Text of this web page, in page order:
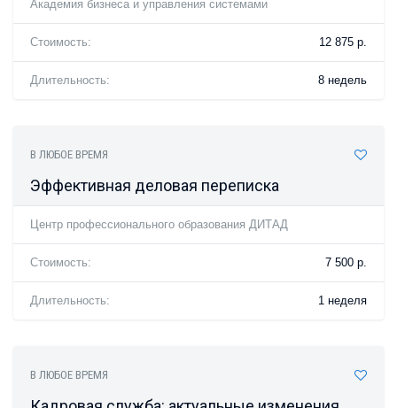
Академия бизнеса и управления системами
Стоимость: 12 875 р.
Длительность: 8 недель
В ЛЮБОЕ ВРЕМЯ
Эффективная деловая переписка
Центр профессионального образования ДИТАД
Стоимость: 7 500 р.
Длительность: 1 неделя
В ЛЮБОЕ ВРЕМЯ